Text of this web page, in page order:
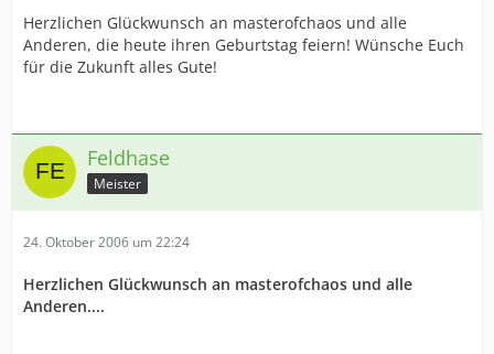
Herzlichen Glückwunsch an masterofchaos und alle
Anderen, die heute ihren Geburtstag feiern! Wünsche Euch
für die Zukunft alles Gute!
Feldhase
Meister
24. Oktober 2006 um 22:24
Herzlichen Glückwunsch an masterofchaos und alle
Anderen....